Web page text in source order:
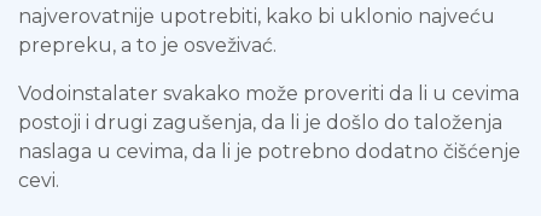
najverovatnije upotrebiti, kako bi uklonio najveću
prepreku, a to je osveživać.
Vodoinstalater svakako može proveriti da li u cevima
postoji i drugi zagušenja, da li je došlo do taloženja
naslaga u cevima, da li je potrebno dodatno čišćenje
cevi.